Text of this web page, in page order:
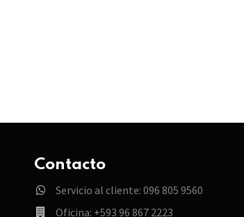
Contacto
Servicio al cliente: 096 805 9560
Oficina: +593 96 867 2223